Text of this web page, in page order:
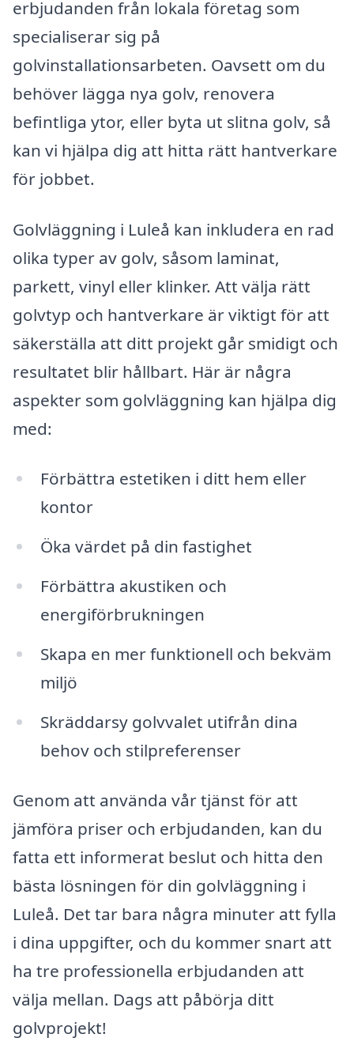
erbjudanden från lokala företag som
specialiserar sig på
golvinstallationsarbeten. Oavsett om du
behöver lägga nya golv, renovera
befintliga ytor, eller byta ut slitna golv, så
kan vi hjälpa dig att hitta rätt hantverkare
för jobbet.
Golvläggning i Luleå kan inkludera en rad
olika typer av golv, såsom laminat,
parkett, vinyl eller klinker. Att välja rätt
golvtyp och hantverkare är viktigt för att
säkerställa att ditt projekt går smidigt och
resultatet blir hållbart. Här är några
aspekter som golvläggning kan hjälpa dig
med:
Förbättra estetiken i ditt hem eller
kontor
Öka värdet på din fastighet
Förbättra akustiken och
energiförbrukningen
Skapa en mer funktionell och bekväm
miljö
Skräddarsy golvvalet utifrån dina
behov och stilpreferenser
Genom att använda vår tjänst för att
jämföra priser och erbjudanden, kan du
fatta ett informerat beslut och hitta den
bästa lösningen för din golvläggning i
Luleå. Det tar bara några minuter att fylla
i dina uppgifter, och du kommer snart att
ha tre professionella erbjudanden att
välja mellan. Dags att påbörja ditt
golvprojekt!